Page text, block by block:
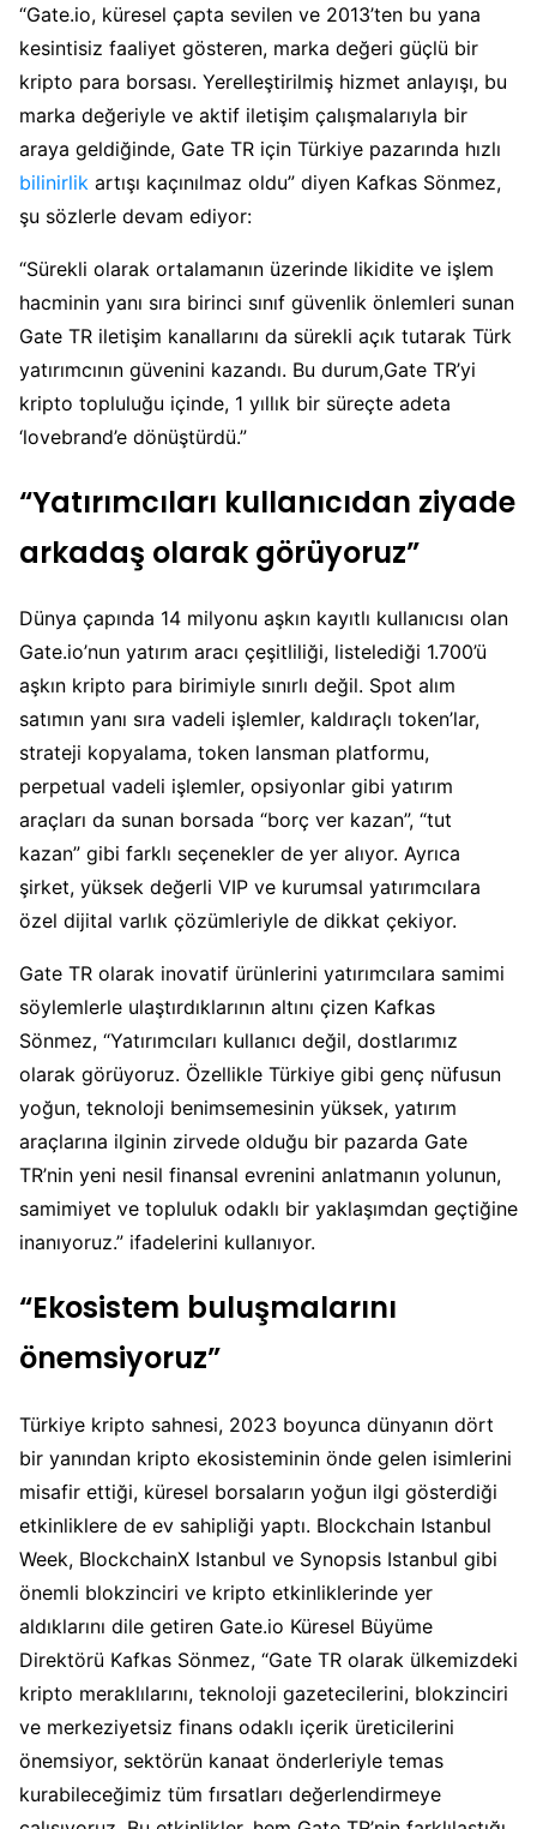
“Gate.io, küresel çapta sevilen ve 2013’ten bu yana
kesintisiz faaliyet gösteren, marka değeri güçlü bir
kripto para borsası. Yerelleştirilmiş hizmet anlayışı, bu
marka değeriyle ve aktif iletişim çalışmalarıyla bir
araya geldiğinde, Gate TR için Türkiye pazarında hızlı
bilinirlik artışı kaçınılmaz oldu” diyen Kafkas Sönmez,
şu sözlerle devam ediyor:
“Sürekli olarak ortalamanın üzerinde likidite ve işlem
hacminin yanı sıra birinci sınıf güvenlik önlemleri sunan
Gate TR iletişim kanallarını da sürekli açık tutarak Türk
yatırımcının güvenini kazandı. Bu durum,Gate TR’yi
kripto topluluğu içinde, 1 yıllık bir süreçte adeta
‘lovebrand’e dönüştürdü.”
“Yatırımcıları kullanıcıdan ziyade
arkadaş olarak görüyoruz”
Dünya çapında 14 milyonu aşkın kayıtlı kullanıcısı olan
Gate.io’nun yatırım aracı çeşitliliği, listelediği 1.700’ü
aşkın kripto para birimiyle sınırlı değil. Spot alım
satımın yanı sıra vadeli işlemler, kaldıraçlı token’lar,
strateji kopyalama, token lansman platformu,
perpetual vadeli işlemler, opsiyonlar gibi yatırım
araçları da sunan borsada “borç ver kazan”, “tut
kazan” gibi farklı seçenekler de yer alıyor. Ayrıca
şirket, yüksek değerli VIP ve kurumsal yatırımcılara
özel dijital varlık çözümleriyle de dikkat çekiyor.
Gate TR olarak inovatif ürünlerini yatırımcılara samimi
söylemlerle ulaştırdıklarının altını çizen Kafkas
Sönmez, “Yatırımcıları kullanıcı değil, dostlarımız
olarak görüyoruz. Özellikle Türkiye gibi genç nüfusun
yoğun, teknoloji benimsemesinin yüksek, yatırım
araçlarına ilginin zirvede olduğu bir pazarda Gate
TR’nin yeni nesil finansal evrenini anlatmanın yolunun,
samimiyet ve topluluk odaklı bir yaklaşımdan geçtiğine
inanıyoruz.” ifadelerini kullanıyor.
“Ekosistem buluşmalarını
önemsiyoruz”
Türkiye kripto sahnesi, 2023 boyunca dünyanın dört
bir yanından kripto ekosisteminin önde gelen isimlerini
misafir ettiği, küresel borsaların yoğun ilgi gösterdiği
etkinliklere de ev sahipliği yaptı. Blockchain Istanbul
Week, BlockchainX Istanbul ve Synopsis Istanbul gibi
önemli blokzinciri ve kripto etkinliklerinde yer
aldıklarını dile getiren Gate.io Küresel Büyüme
Direktörü Kafkas Sönmez, “Gate TR olarak ülkemizdeki
kripto meraklılarını, teknoloji gazetecilerini, blokzinciri
ve merkeziyetsiz finans odaklı içerik üreticilerini
önemsiyor, sektörün kanaat önderleriyle temas
kurabileceğimiz tüm fırsatları değerlendirmeye